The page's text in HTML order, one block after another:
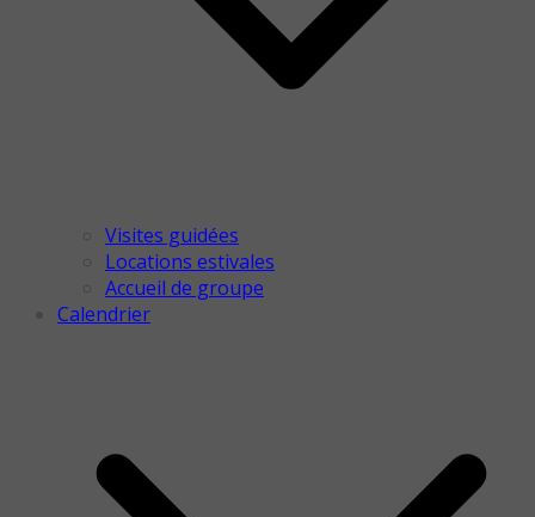
Visites guidées
Locations estivales
Accueil de groupe
Calendrier